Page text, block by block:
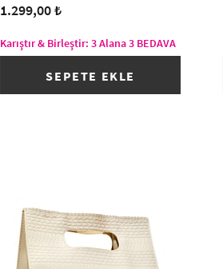
1.299,00 ₺
Karıştır & Birleştir: 3 Alana 3 BEDAVA
SEPETE EKLE